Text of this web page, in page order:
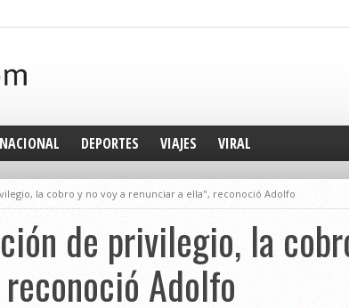
NACIONAL DEPORTES VIAJES VIRAL
la cobro y no voy a renunciar a ella", reconoció Adolfo
de privilegio, la
Adolfo